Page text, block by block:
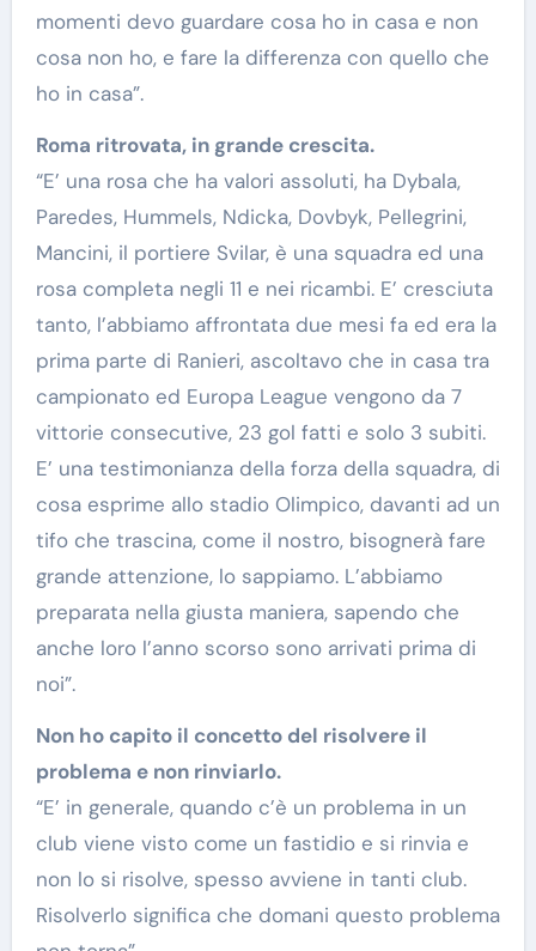
momenti devo guardare cosa ho in casa e non
cosa non ho, e fare la differenza con quello che
ho in casa”.
Roma ritrovata, in grande crescita.
“E’ una rosa che ha valori assoluti, ha Dybala,
Paredes, Hummels, Ndicka, Dovbyk, Pellegrini,
Mancini, il portiere Svilar, è una squadra ed una
rosa completa negli 11 e nei ricambi. E’ cresciuta
tanto, l’abbiamo affrontata due mesi fa ed era la
prima parte di Ranieri, ascoltavo che in casa tra
campionato ed Europa League vengono da 7
vittorie consecutive, 23 gol fatti e solo 3 subiti.
E’ una testimonianza della forza della squadra, di
cosa esprime allo stadio Olimpico, davanti ad un
tifo che trascina, come il nostro, bisognerà fare
grande attenzione, lo sappiamo. L’abbiamo
preparata nella giusta maniera, sapendo che
anche loro l’anno scorso sono arrivati prima di
noi”.
Non ho capito il concetto del risolvere il
problema e non rinviarlo.
“E’ in generale, quando c’è un problema in un
club viene visto come un fastidio e si rinvia e
non lo si risolve, spesso avviene in tanti club.
Risolverlo significa che domani questo problema